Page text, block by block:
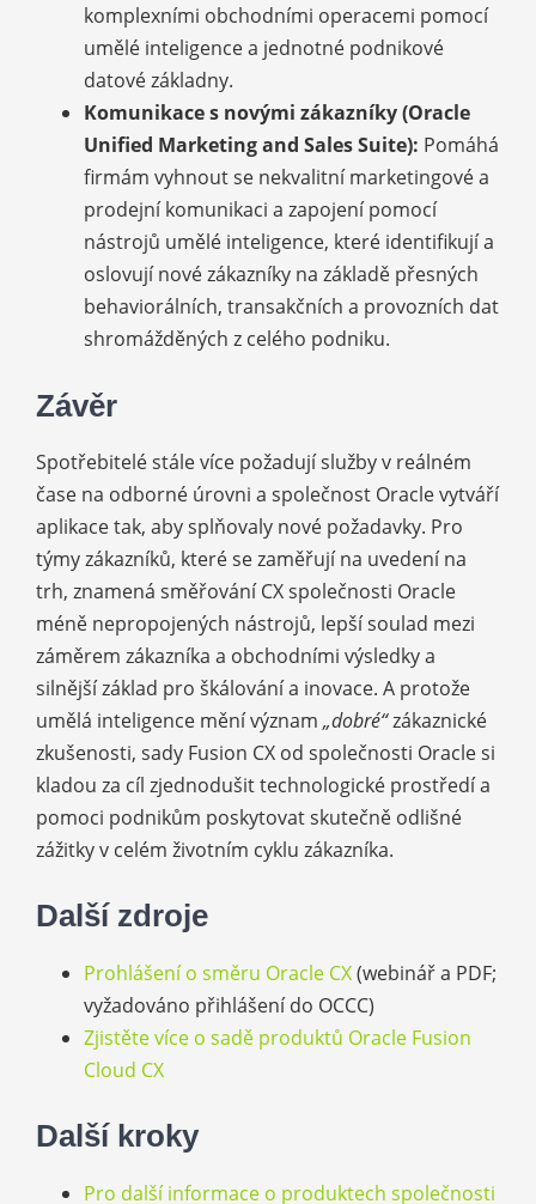
komplexními obchodními operacemi pomocí
umělé inteligence a jednotné podnikové
datové základny.
Komunikace s novými zákazníky (Oracle
Unified Marketing and Sales Suite): Pomáhá
firmám vyhnout se nekvalitní marketingové a
prodejní komunikaci a zapojení pomocí
nástrojů umělé inteligence, které identifikují a
oslovují nové zákazníky na základě přesných
behaviorálních, transakčních a provozních dat
shromážděných z celého podniku.
Závěr
Spotřebitelé stále více požadují služby v reálném
čase na odborné úrovni a společnost Oracle vytváří
aplikace tak, aby splňovaly nové požadavky. Pro
týmy zákazníků, které se zaměřují na uvedení na
trh, znamená směřování CX společnosti Oracle
méně nepropojených nástrojů, lepší soulad mezi
záměrem zákazníka a obchodními výsledky a
silnější základ pro škálování a inovace. A protože
umělá inteligence mění význam „dobré“zákaznické
zkušenosti, sady Fusion CX od společnosti Oracle si
kladou za cíl zjednodušit technologické prostředí a
pomoci podnikům poskytovat skutečně odlišné
zážitky v celém životním cyklu zákazníka.
Další zdroje
Prohlášení o směru Oracle CX(webinář a PDF;
vyžadováno přihlášení do OCCC)
Zjistěte více o sadě produktů Oracle Fusion
Cloud CX
Další kroky
Pro další informace o produktech společnosti